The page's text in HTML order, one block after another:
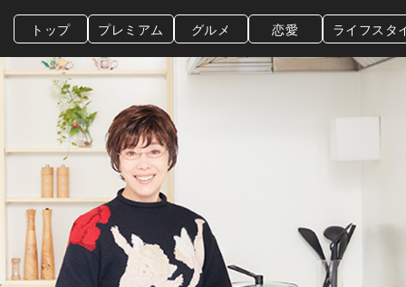
トップ プレミアム グルメ 恋愛 ライフスタ